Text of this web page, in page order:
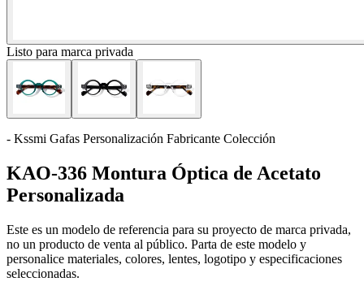
Listo para marca privada
- Kssmi Gafas Personalización Fabricante Colección
KAO-336 Montura Óptica de Acetato
Personalizada
Este es un modelo de referencia para su proyecto de marca privada,
no un producto de venta al público. Parta de este modelo y
personalice materiales, colores, lentes, logotipo y especificaciones
seleccionadas.